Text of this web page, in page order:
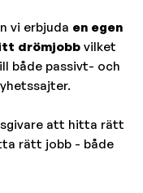
vi erbjuda en egen
drömjobb vilket
både passivt- och
att hitta rätt
rätt jobb - både